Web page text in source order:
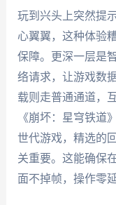
玩到兴头上突然提
心翼翼，这种体验
保障。更深一层是
络请求，让游戏数
载则走普通通道，
《崩坏：星穹铁道
世代游戏，精选的
关重要。这能确保
面不掉帧，操作零